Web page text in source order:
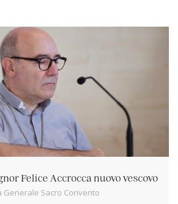
Felice Accrocca nuovo vescovo
Generale Sacro Convento